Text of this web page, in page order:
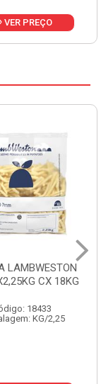
VER PREÇO
LAMBWESTON
CX 18KG
18433
KG/2,25